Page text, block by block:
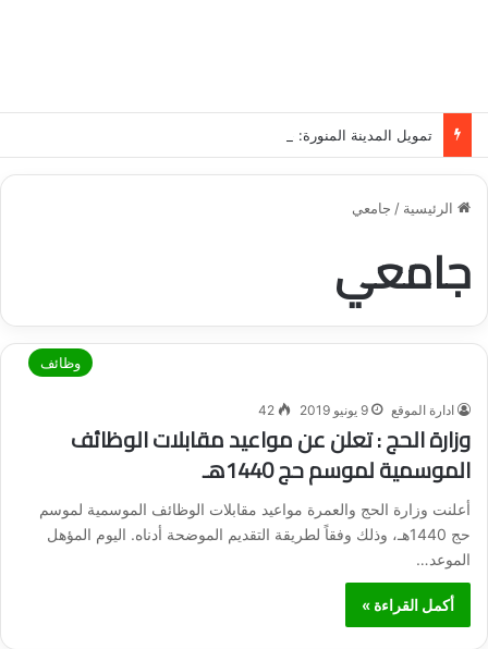
الرئيسية / جامعي
جامعي
وظائف
ادارة الموقع 9 يونيو 2019 42
وزارة الحج : تعلن عن مواعيد مقابلات الوظائف
الموسمية لموسم حج 1440هـ
أعلنت وزارة الحج والعمرة مواعيد مقابلات الوظائف الموسمية لموسم
حج 1440هـ، وذلك وفقاً لطريقة التقديم الموضحة أدناه. اليوم المؤهل
الموعد…
أكمل القراءة »